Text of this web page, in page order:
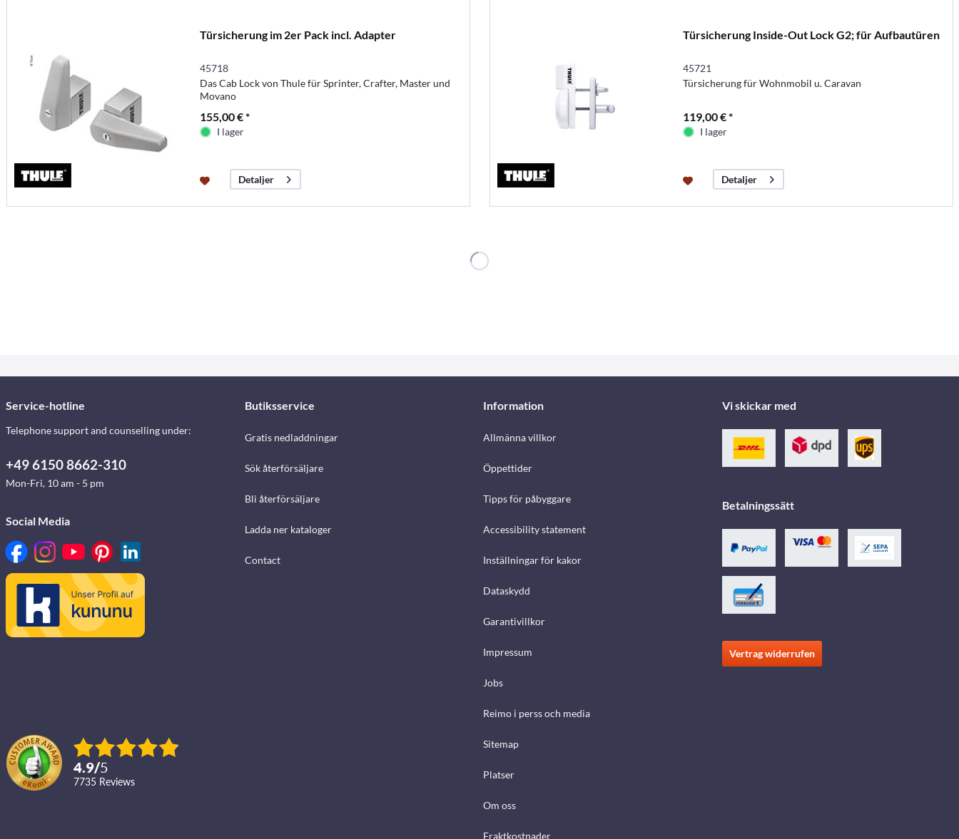
Türsicherung im 2er Pack incl. Adapter
45718
Das Cab Lock von Thule für Sprinter, Crafter, Master und
Movano
155,00 € *
I lager
Detaljer
Türsicherung Inside-Out Lock G2; für Aufbautüren
45721
Türsicherung für Wohnmobil u. Caravan
119,00 € *
I lager
Detaljer
Service-hotline
Telephone support and counselling under:
+49 6150 8662-310
Mon-Fri, 10 am - 5 pm
Social Media
4.9/5
7735 reviews
Butiksservice
Gratis nedladdningar
Sök återförsäljare
Bli återförsäljare
Ladda ner kataloger
Contact
Information
Allmänna villkor
Öppettider
Tipps för påbyggare
Accessibility statement
Inställningar för kakor
Dataskydd
Garantivillkor
Impressum
Jobs
Reimo i perss och media
Sitemap
Platser
Om oss
Fraktkostnader
Vi skickar med
Betalningssätt
Vertrag widerrufen